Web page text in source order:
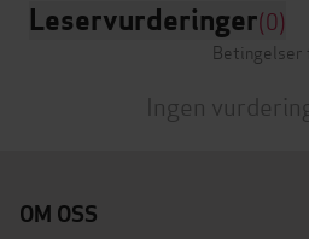
Leservurderinger(0)
Betingelser
Ingen
OM OSS